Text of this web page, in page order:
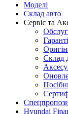
Моделі
Склад авто
Сервіс та
Склад
Hyundai